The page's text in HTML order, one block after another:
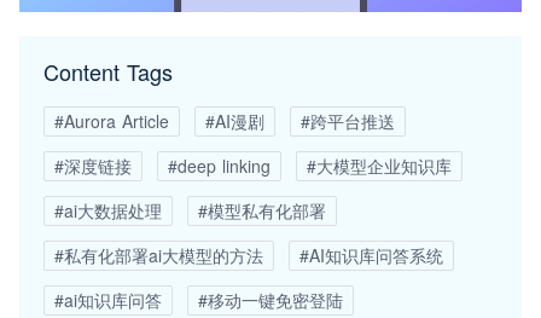
Content Tags
#Aurora Article #AI漫剧
#跨平台推送
#深度链接
#deep linking
#大模型企业知识库
#ai大数据处理
#模型私有化部署
#私有化部署ai大模型的方法
#AI知识库问答系统
#ai知识库问答
#移动一键免密登陆